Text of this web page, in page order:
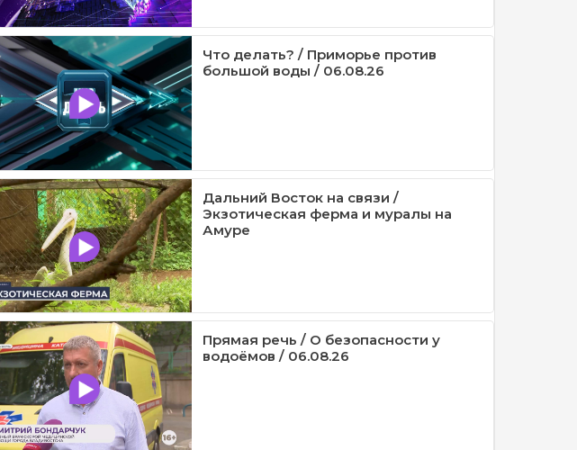
Что делать? / Приморье против
большой воды / 06.08.26
Дальний Восток на связи /
Экзотическая ферма и муралы на
Амуре
Прямая речь / О безопасности у
водоёмов / 06.08.26